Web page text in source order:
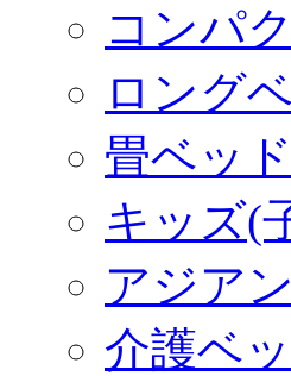
コンパ
ロング
畳ベッド
キッズ(
アジア
介護ベ